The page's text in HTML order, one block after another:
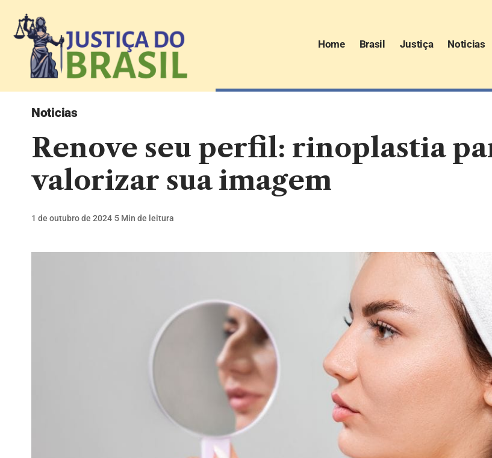
Home Brasil Justiça Noticias
Noticias
Renove seu perfil: rinoplastia
valorizar sua imagem
1 de outubro de 2024 5 Min de leitura